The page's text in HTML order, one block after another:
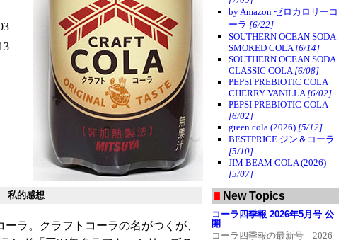
私的感想
ーラ。クラフトコーラの名がつくが、
地域一ボトラー」主義を貫く
コカ・コーラとしては異例の
措置で、同社の商魂の逞しさ
を物語るエピソードのひとつ
である（現在は上海申美飲料
など複数のボトラーと提携し
ている）。この缶はCOCA-
COLA BOTTLING COMPANY
OF CALIFORNIAが製造したも
ので、ちゃんと「FOR
EXPORT ONLY（輸出専用）」
の表記がある。当時中国では
義務付けが無かったのか、内
容に関する情報が一切書かれ
ていない。赤と白だけのシン
プルなデザインがなんともノ
スタルジックである。
の缶には当時開発されたばか
りのステイオンタブが採用さ
れている。現在でも中国の多
くのボトラーがプルリングを
採用している事を考えると、
中国にとってはまさに革命的
な飲料であったのではないだ
ろうか。
長は30年のブランクを微塵に
by Amazon ゼロカロリーコ
ーラ [6/22]
SOUTHERN OCEAN SODA
SMOKED COLA[6/14]
SOUTHERN OCEAN SODA
CLASSIC COLA[6/08]
PEPSI PREBIOTIC COLA
CHERRY VANILLA[6/02]
PEPSI PREBIOTIC COLA
[6/02]
green cola (2026) [5/12]
BESTPRICE ジン＆コーラ
[5/10]
JIM BEAM COLA (2026)
[5/07]
New Topics
コーラ四季報 2026年5月号 公
開
コーラ四季報の最新号 2026